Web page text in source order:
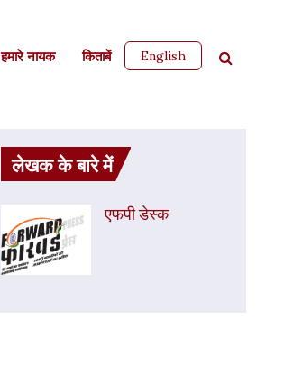
हमारे नायक किताबें English
लेखक के बारे में
एफपी डेस्‍क